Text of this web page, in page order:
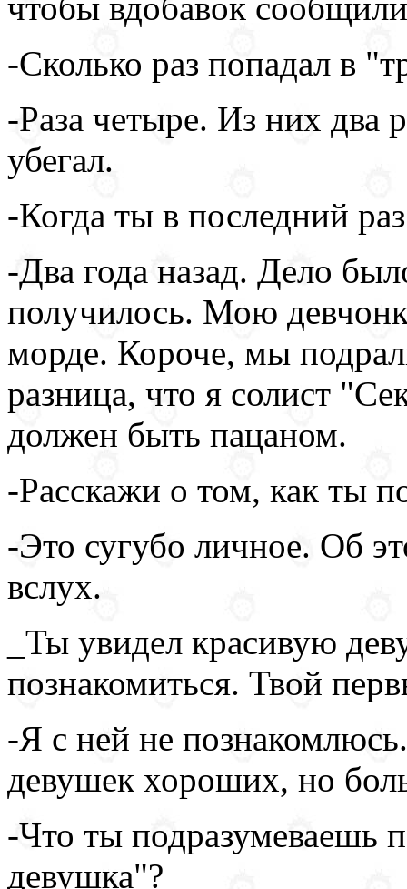
чтобы вдобавок
-Сколько раз попадал в
-Раза четыре. Из них два
убегал.
-Когда ты в последний
-Два года назад. Дело
получилось. Мою
морде. Короче, мы
разница, что я солист
должен быть пацаном.
-Расскажи о том, как ты
-Это сугубо личное. Об
вслух.
_Ты увидел красивую
познакомиться. Твой
-Я с ней не
девушек хороших, но
-Что ты подразумеваешь
девушка"?